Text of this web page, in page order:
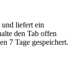
liefert ein
den Tab offen
7 Tage gespeichert.